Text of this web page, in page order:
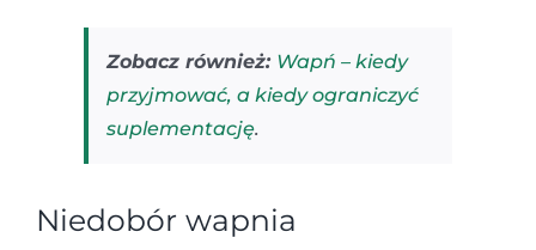
Zobacz również: Wapń – kiedy
przyjmować, a kiedy ograniczyć
suplementację.
Niedobór wapnia